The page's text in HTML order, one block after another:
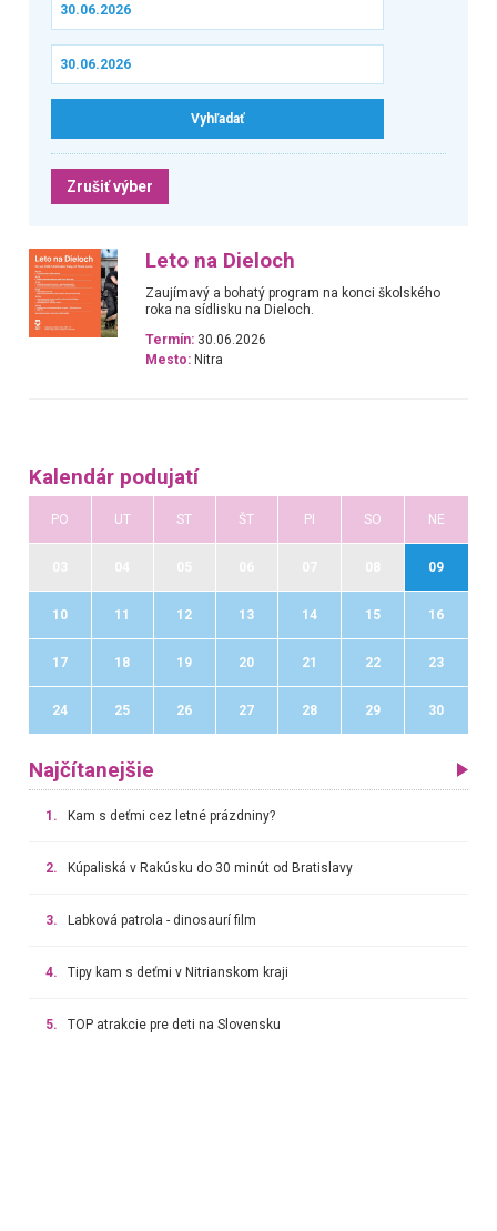
Zrušiť výber
Leto na Dieloch
Zaujímavý a bohatý program na konci školského
roka na sídlisku na Dieloch.
Termín: 30.06.2026
Mesto: Nitra
Kalendár podujatí
PO UT ST ŠT PI SO NE
09
10 11 12 13 14 15 16
17 18 19 20 21 22 23
24 25 26 27 28 29 30
Najčítanejšie
1. Kam s deťmi cez letné prázdniny?
2. Kúpaliská v Rakúsku do 30 minút od Bratislavy
3. Labková patrola - dinosaurí film
4. Tipy kam s deťmi v Nitrianskom kraji
5. TOP atrakcie pre deti na Slovensku